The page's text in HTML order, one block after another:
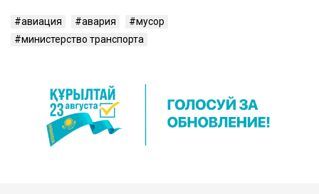
авиация авария
мусор
министерство транспорта